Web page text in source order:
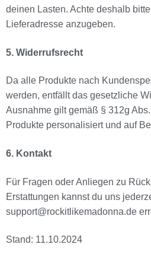
deinen Lasten. Achte deshalb
Lieferadresse anzugeben.
5. Widerrufsrecht
Da alle Produkte nach
werden, entfällt das gesetzliche
Ausnahme gilt gemäß § 312g
Produkte personalisiert und auf
6. Kontakt
Für Fragen oder Anliegen zu
Erstattungen kannst du uns
support@rockitlikemadonna.de
Stand: 11.10.2024